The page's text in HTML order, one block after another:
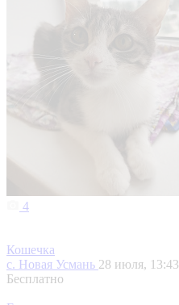
4
Кошечка
с. Новая Усмань 28 июля, 13:43
Бесплатно